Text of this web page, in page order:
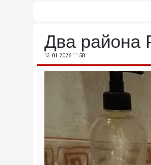
Два района
13.01.2026 11:58